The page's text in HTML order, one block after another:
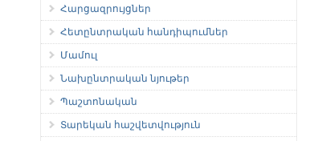
Հարցազրույցներ
Հետընտրական հանդիպումներ
Մամուլ
Նախընտրական նյութեր
Պաշտոնական
Տարեկան հաշվետվություն